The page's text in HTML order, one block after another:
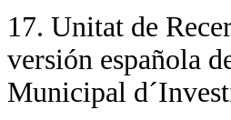
17. Unitat de
versión española
Municipal